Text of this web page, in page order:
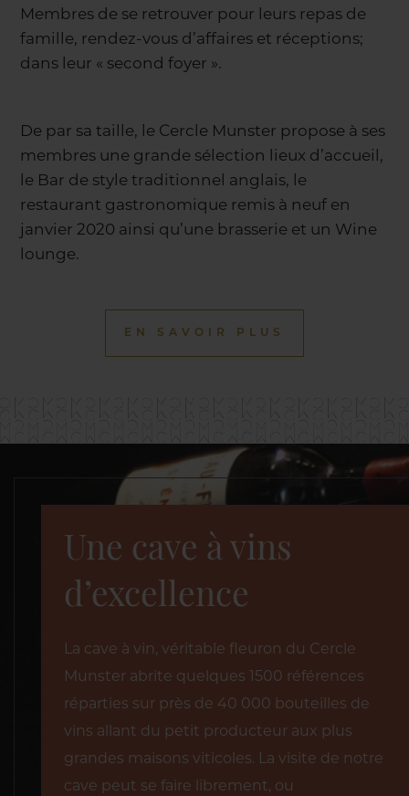
Membres de se retrouver pour leurs repas de
famille, rendez-vous d’affaires et réceptions;
dans leur « second foyer ».
De par sa taille, le Cercle Munster propose à ses
membres une grande sélection lieux d’accueil,
le Bar de style traditionnel anglais, le
restaurant gastronomique remis à neuf en
janvier 2020 ainsi qu’une brasserie et un Wine
lounge.
EN SAVOIR PLUS
Une cave à vins
d’excellence
La cave à vin, véritable fleuron du Cercle
Munster abrite quelques 1500 références
réparties sur près de 40 000 bouteilles de
vins allant du petit producteur aux plus
grandes maisons viticoles. La visite de notre
cave peut se faire librement, ou